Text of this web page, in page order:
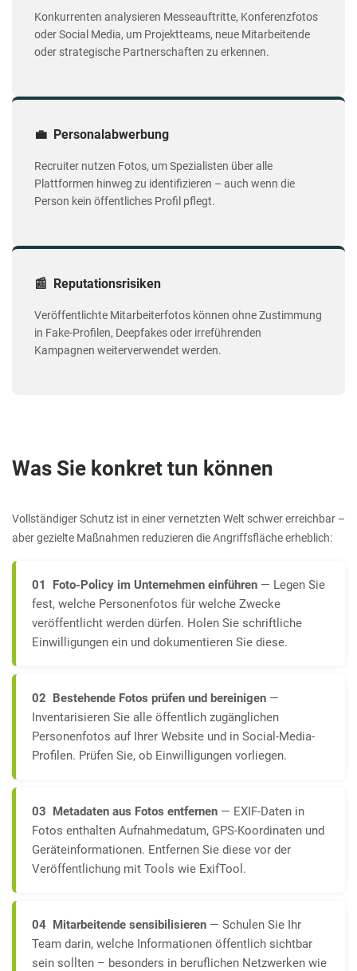
Konkurrenten analysieren Messeauftritte, Konferenzfotos
oder Social Media, um Projektteams, neue Mitarbeitende
oder strategische Partnerschaften zu erkennen.
💼 Personalabwerbung
Recruiter nutzen Fotos, um Spezialisten über alle
Plattformen hinweg zu identifizieren – auch wenn die
Person kein öffentliches Profil pflegt.
📰 Reputationsrisiken
Veröffentlichte Mitarbeiterfotos können ohne Zustimmung
in Fake-Profilen, Deepfakes oder irreführenden
Kampagnen weiterverwendet werden.
Was Sie konkret tun können
Vollständiger Schutz ist in einer vernetzten Welt schwer erreichbar –
aber gezielte Maßnahmen reduzieren die Angriffsfläche erheblich:
01 Foto-Policy im Unternehmen einführen — Legen Sie
fest, welche Personenfotos für welche Zwecke
veröffentlicht werden dürfen. Holen Sie schriftliche
Einwilligungen ein und dokumentieren Sie diese.
02 Bestehende Fotos prüfen und bereinigen —
Inventarisieren Sie alle öffentlich zugänglichen
Personenfotos auf Ihrer Website und in Social-Media-
Profilen. Prüfen Sie, ob Einwilligungen vorliegen.
03 Metadaten aus Fotos entfernen — EXIF-Daten in
Fotos enthalten Aufnahmedatum, GPS-Koordinaten und
Geräteinformationen. Entfernen Sie diese vor der
Veröffentlichung mit Tools wie ExifTool.
04 Mitarbeitende sensibilisieren — Schulen Sie Ihr
Team darin, welche Informationen öffentlich sichtbar
sein sollten – besonders in beruflichen Netzwerken wie